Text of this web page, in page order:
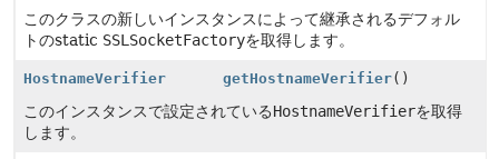
このクラスの新しいインスタンスによって継承されるデフォル
トのstatic SSLSocketFactoryを取得します。
HostnameVerifier getHostnameVerifier()
このインスタンスで設定されているHostnameVerifierを取得
します。